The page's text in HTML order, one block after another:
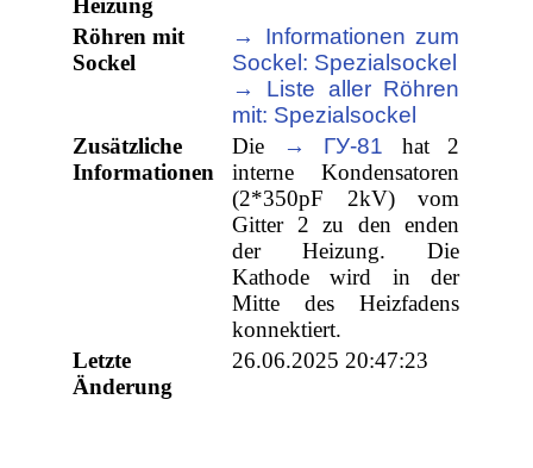
Heizung
Röhren mit
Sockel
→ Informationen zum
Sockel: Spezialsockel
→ Liste aller Röhren
mit: Spezialsockel
Zusätzliche
Informationen
Die → ГУ-81 hat 2
interne ​Kondensatoren
(2*350pF 2kV) vom
Gitter 2 zu den enden
der Heizung. Die
Kathode wird in der
Mitte des Heizfadens
konnektiert.
Letzte
Änderung
26.06.2025 20:47:23